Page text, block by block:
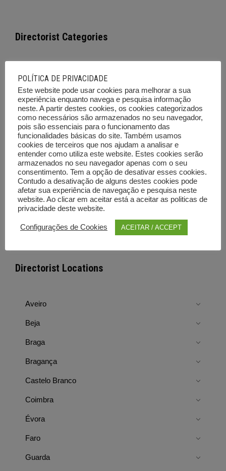
Directorist Categories
Empresas e Serviços
Cursos de Formação
Imóveis
Viaturas
Emprego
Ferramentas e Equipamentos
Diversos
Leilões e outras vendas
Directorist Locations
Aveiro
Beja
Braga
Bragança
Castelo Branco
Coimbra
Évora
Faro
Guarda
POLÍTICA DE PRIVACIDADE
Este website pode usar cookies para melhorar a sua
experiência enquanto navega e pesquisa informação
neste. A partir destes cookies, os cookies categorizados
como necessários são armazenados no seu navegador,
pois são essenciais para o funcionamento das
funcionalidades básicas do site. Também usamos
cookies de terceiros que nos ajudam a analisar e
entender como utiliza este website. Estes cookies serão
armazenados no seu navegador apenas com o seu
consentimento. Tem a opção de desativar esses cookies.
Contudo a desativação de alguns destes cookies pode
afetar sua experiência de navegação e pesquisa neste
website. Ao clicar em aceitar está a aceitar as politicas de
privacidade deste website.
Configurações de Cookies ACEITAR / ACCEPT